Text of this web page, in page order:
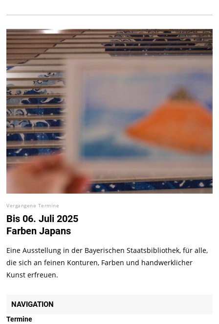
Vergangene Termine
Bis 06. Juli 2025
Farben Japans
Eine Ausstellung in der Bayerischen Staatsbibliothek, für alle,
die sich an feinen Konturen, Farben und handwerklicher
Kunst erfreuen.
NAVIGATION
Termine